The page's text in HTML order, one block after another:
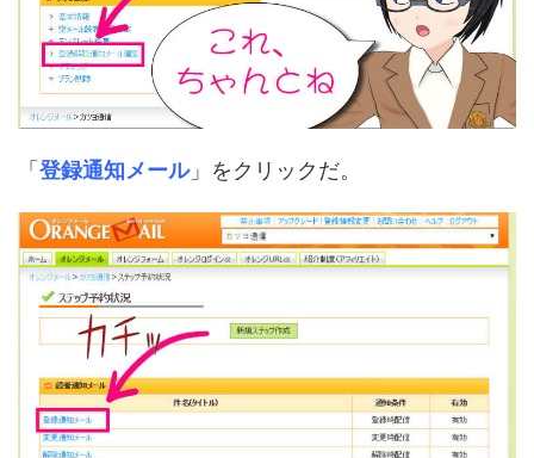
「登録通知メール」をクリックだ。